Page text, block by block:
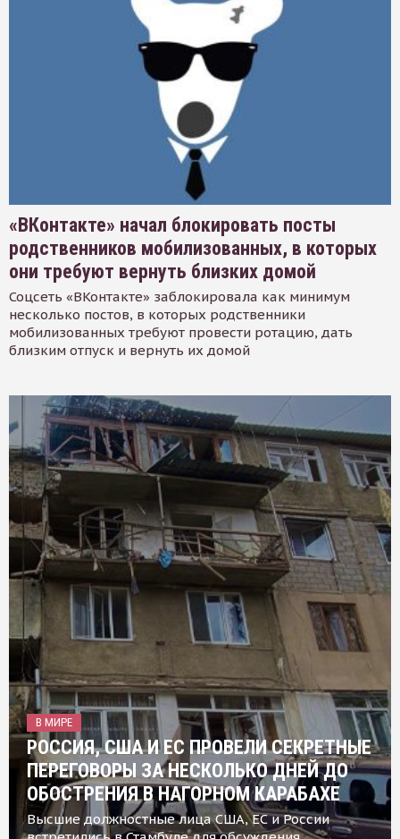
«ВКонтакте» начал блокировать посты
родственников мобилизованных, в которых
они требуют вернуть близких домой
Соцсеть «ВКонтакте» заблокировала как минимум
несколько постов, в которых родственники
мобилизованных требуют провести ротацию, дать
близким отпуск и вернуть их домой
В МИРЕ
РОССИЯ, США И ЕС ПРОВЕЛИ СЕКРЕТНЫЕ
ПЕРЕГОВОРЫ ЗА НЕСКОЛЬКО ДНЕЙ ДО
ОБОСТРЕНИЯ В НАГОРНОМ КАРАБАХЕ
Высшие должностные лица США, ЕС и России